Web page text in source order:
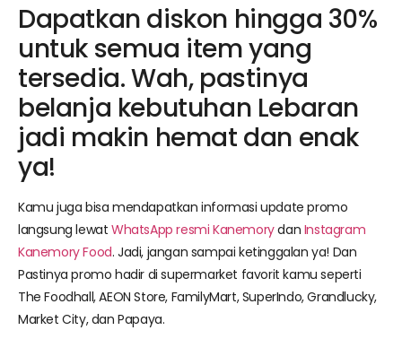
Dapatkan diskon hingga 30%
untuk semua item yang
tersedia. Wah, pastinya
belanja kebutuhan Lebaran
jadi makin hemat dan enak
ya!
Kamu juga bisa mendapatkan informasi update promo
langsung lewat WhatsApp resmi Kanemorydan Instagram
Kanemory Food. Jadi, jangan sampai ketinggalan ya! Dan
Pastinya promo hadir di supermarket favorit kamu seperti
The Foodhall, AEON Store, FamilyMart, SuperIndo, Grandlucky,
Market City, dan Papaya.